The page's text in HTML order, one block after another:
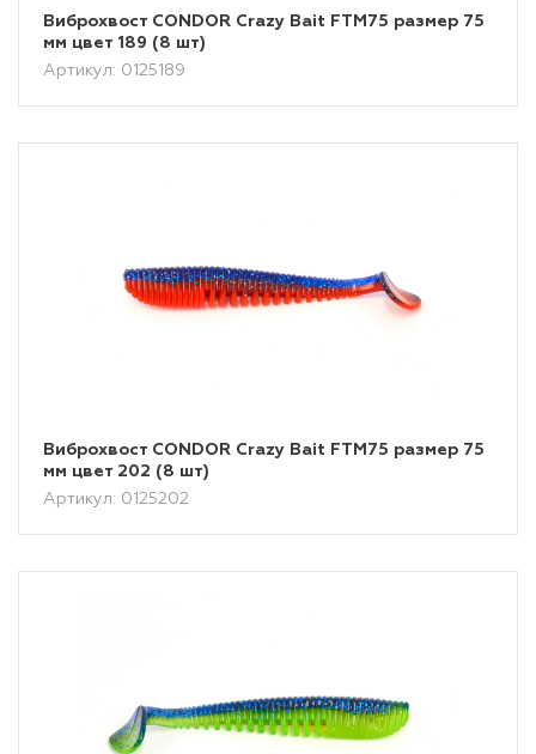
Виброхвост CONDOR Crazy Bait FTM75 размер 75
мм цвет 189 (8 шт)
Артикул: 0125189
Виброхвост CONDOR Crazy Bait FTM75 размер 75
мм цвет 202 (8 шт)
Артикул: 0125202